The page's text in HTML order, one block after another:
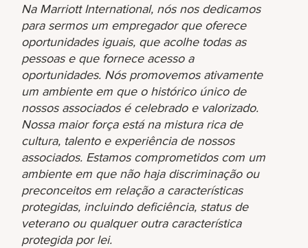
Na Marriott International, nós nos dedicamos
para sermos um empregador que oferece
oportunidades iguais, que acolhe todas as
pessoas e que fornece acesso a
oportunidades. Nós promovemos ativamente
um ambiente em que o histórico único de
nossos associados é celebrado e valorizado.
Nossa maior força está na mistura rica de
cultura, talento e experiência de nossos
associados. Estamos comprometidos com um
ambiente em que não haja discriminação ou
preconceitos em relação a características
protegidas, incluindo deficiência, status de
veterano ou qualquer outra característica
protegida por lei.